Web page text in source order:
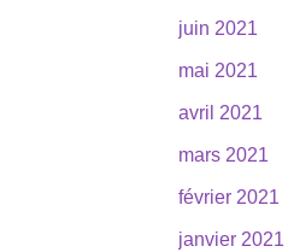
juin 2021
mai 2021
avril 2021
mars 2021
février 2021
janvier 2021